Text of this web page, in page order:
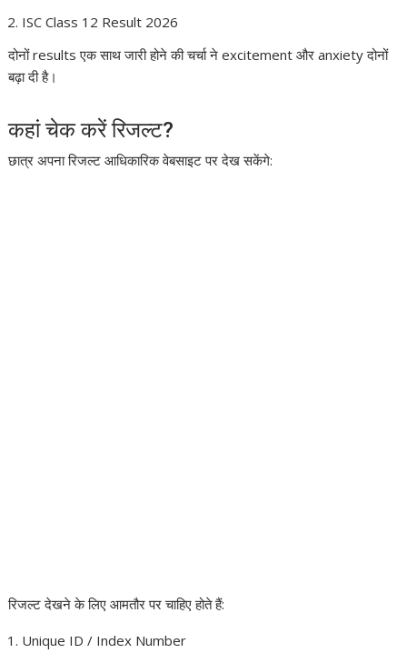
ISC Class 12 Result 2026
दोनों results एक साथ जारी होने की चर्चा ने excitement और anxiety दोनों
बढ़ा दी है।
कहां चेक करें रिजल्ट?
छात्र अपना रिजल्ट आधिकारिक वेबसाइट पर देख सकेंगे:
रिजल्ट देखने के लिए आमतौर पर चाहिए होते हैं:
Unique ID / Index Number